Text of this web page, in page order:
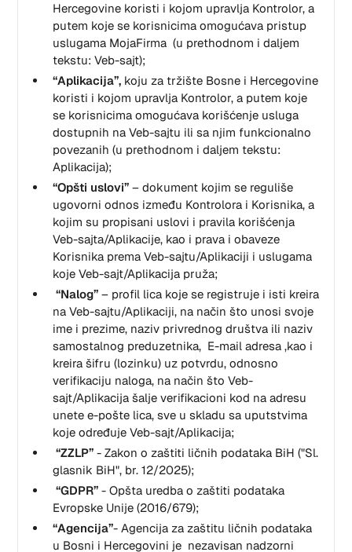
Hercegovine koristi i kojom upravlja Kontrolor, a
putem koje se korisnicima omogućava pristup
uslugama MojaFirma (u prethodnom i daljem
tekstu: Veb-sajt);
“Aplikacija”, koju za tržište Bosne i Hercegovine
koristi i kojom upravlja Kontrolor, a putem koje
se korisnicima omogućava korišćenje usluga
dostupnih na Veb-sajtu ili sa njim funkcionalno
povezanih (u prethodnom i daljem tekstu:
Aplikacija);
“Opšti uslovi” – dokument kojim se reguliše
ugovorni odnos između Kontrolora i Korisnika, a
kojim su propisani uslovi i pravila korišćenja
Veb-sajta/Aplikacije, kao i prava i obaveze
Korisnika prema Veb-sajtu/Aplikaciji i uslugama
koje Veb-sajt/Aplikacija pruža;
“Nalog” – profil lica koje se registruje i isti kreira
na Veb-sajtu/Aplikaciji, na način što unosi svoje
ime i prezime, naziv privrednog društva ili naziv
samostalnog preduzetnika, E-mail adresa ,kao i
kreira šifru (lozinku) uz potvrdu, odnosno
verifikaciju naloga, na način što Veb-
sajt/Aplikacija šalje verifikacioni kod na adresu
unete e-pošte lica, sve u skladu sa uputstvima
koje određuje Veb-sajt/Aplikacija;
“ZZLP”- Zakon o zaštiti ličnih podataka BiH("Sl.
glasnik BiH", br. 12/2025);
“GDPR”- Opšta uredba o zaštiti podataka
Evropske Unije (2016/679);
“Agencija”- Agencija za zaštitu ličnih podataka
u Bosni i Hercegovini je nezavisan nadzorni